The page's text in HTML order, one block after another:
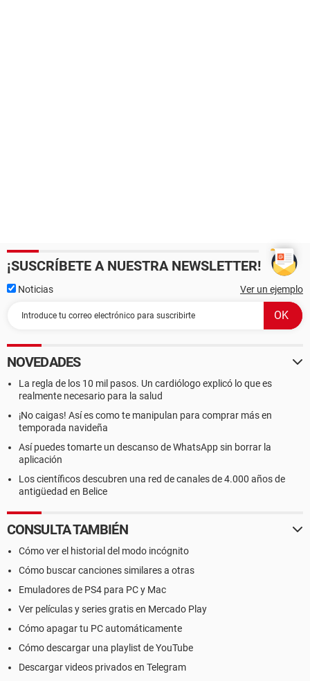
¡SUSCRÍBETE A NUESTRA NEWSLETTER!
Noticias Ver un ejemplo
NOVEDADES
La regla de los 10 mil pasos. Un cardiólogo explicó lo que es
realmente necesario para la salud
¡No caigas! Así es como te manipulan para comprar más en
temporada navideña
Así puedes tomarte un descanso de WhatsApp sin borrar la
aplicación
Los científicos descubren una red de canales de 4.000 años de
antigüedad en Belice
CONSULTA TAMBIÉN
Cómo ver el historial del modo incógnito
Cómo buscar canciones similares a otras
Emuladores de PS4 para PC y Mac
Ver películas y series gratis en Mercado Play
Cómo apagar tu PC automáticamente
Cómo descargar una playlist de YouTube
Descargar videos privados en Telegram